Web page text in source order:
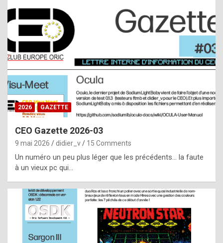
s
t
a
s
i
e
f
o
m
m
a
2026 GAZETTE
CEO Gazette 2026-03
9 mai 2026 didier_v 15 Comments
Un numéro un peu plus léger que les précédents… la faute
à un vieux pc qui…